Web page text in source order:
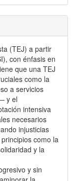
(TEJ) a partir
con énfasis en
que una TEJ
como la
a servicios
y el
intensiva
necesarios
injusticias
como la
y la
y sin